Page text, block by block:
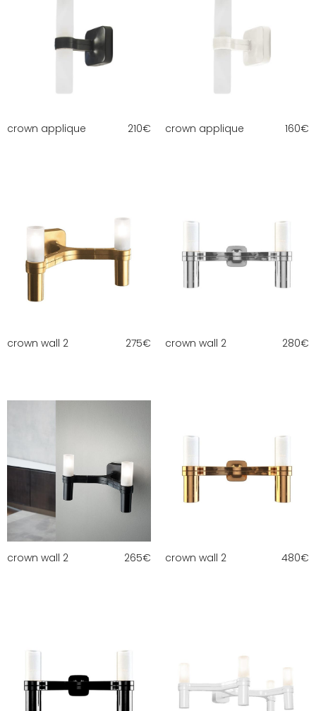
crown applique 210€ crown applique 160€
crown wall 2 275€ crown wall 2 280€
crown wall 2 265€ crown wall 2 480€